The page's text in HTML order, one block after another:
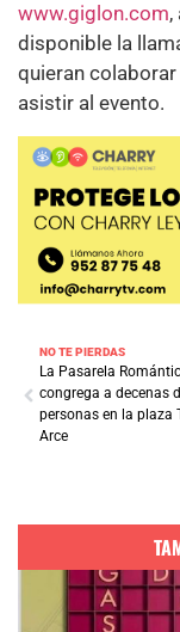
www.giglon.com,
disponible la
quieran
asistir al evento.
NO TE PIERDAS
La Pasarela
congrega a decenas
personas en la plaza
Arce